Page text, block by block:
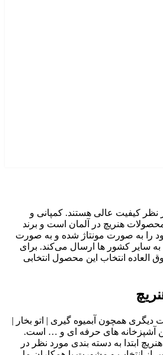
نظر کیفیت عالی هستند. کمپانی و
هنریچ در آلمان است و برند
را به صورت مونتاژ شده و به صورت
به سایر کشور ها ارسال می‌کند. برای
العاده انتخاب این محصول انتخابی
دیگری همچون آبمیوه گیری | اتو بخار |
های حرفه ای و … است.
ابتدا به دسته بندی مورد نظر در